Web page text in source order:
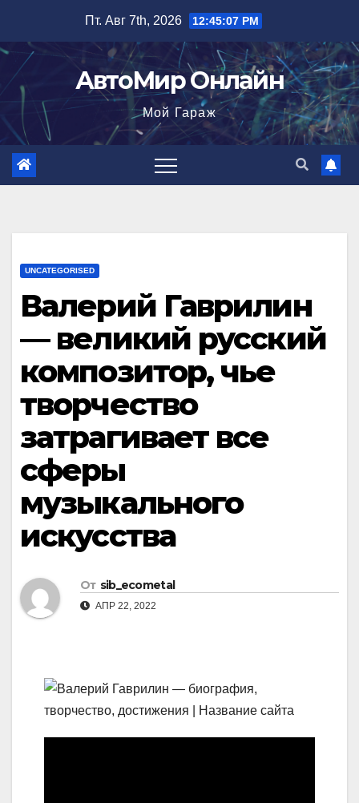
содержимому
Пт. Авг 7th, 2026 12:45:08 PM
АвтоМир Онлайн
Мой Гараж
UNCATEGORISED
Валерий Гаврилин
— великий русский
композитор, чье
творчество
затрагивает все
сферы
музыкального
искусства
От sib_ecometal
АПР 22, 2022